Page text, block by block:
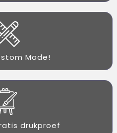
Made!
drukproef